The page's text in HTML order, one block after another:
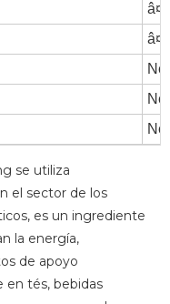
se utiliza
el sector de los
es un ingrediente
la energía,
de apoyo
en tés, bebidas